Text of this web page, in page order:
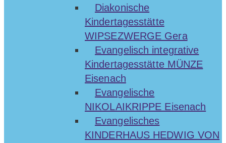
Diakonische
Kindertagesstätte
WIPSEZWERGE Gera
Evangelisch integrative
Kindertagesstätte MÜNZE
Eisenach
Evangelische
NIKOLAIKRIPPE Eisenach
Evangelisches
KINDERHAUS HEDWIG VON